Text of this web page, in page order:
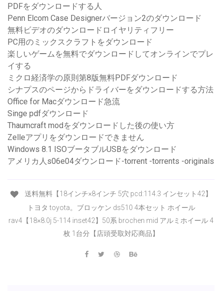
PDFをダウンロードする人
Penn Elcom Case Designerバージョン2のダウンロード
無料ビデオのダウンロードロイヤリティフリー
PC用のミックスクラフトをダウンロード
楽しいゲームを無料でダウンロードしてオンラインでプレ
イする
ミクロ経済学の原則第8版無料PDFダウンロード
シナプスのページからドライバーをダウンロードする方法
Office for Macダウンロード急流
Singe pdfダウンロード
Thaumcraft modをダウンロードした後の使い方
Zelleアプリをダウンロードできません
Windows 8.1 ISOブータブルUSBをダウンロード
アメリカ人s06e04ダウンロード-torrent -torrents -originals
送料無料【18インチ×8インチ 5穴 pcd:114.3 インセット42】
トヨタ toyota。ブロッケン ds510 4本セット ホイール
rav4【18×8.0j 5-114 inset42】50系 brochen mid アルミホイール 4
枚 1台分【店頭受取対応商品】